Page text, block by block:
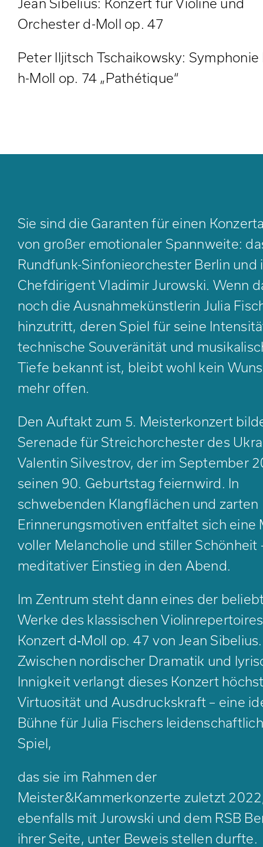
Jean Sibelius: Konzert für Violine und
Orchester d-Moll op. 47
Peter Iljitsch Tschaikowsky: Symphonie
h-Moll op. 74 „Pathétique“
Sie sind die Garanten für einen
von großer emotionaler Spannweite:
Rundfunk-Sinfonieorchester Berlin und
Chefdirigent Vladimir Jurowski. Wenn
noch die Ausnahmekünstlerin Julia
hinzutritt, deren Spiel für seine
technische Souveränität und
Tiefe bekannt ist, bleibt wohl kein
mehr offen.
Den Auftakt zum 5. Meisterkonzert
Serenade für Streichorchester des
Valentin Silvestrov, der im September
seinen 90. Geburtstag feiernwird. In
schwebenden Klangflächen und zarten
Erinnerungsmotiven entfaltet sich eine
voller Melancholie und stiller Schönheit
meditativer Einstieg in den Abend.
Im Zentrum steht dann eines der
Werke des klassischen
Konzert d‑Moll op. 47 von Jean Sibelius.
Zwischen nordischer Dramatik und
Innigkeit verlangt dieses Konzert
Virtuosität und Ausdruckskraft – eine
Bühne für Julia Fischers
Spiel,
das sie im Rahmen der
Meister&Kammerkonzerte zuletzt
ebenfalls mit Jurowski und dem RSB
ihrer Seite, unter Beweis stellen durfte.